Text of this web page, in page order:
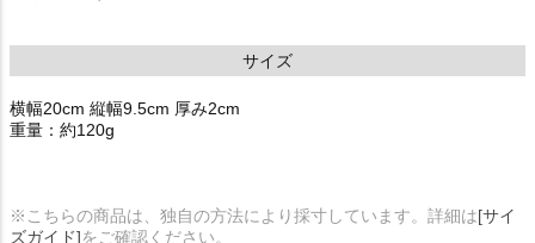
サイズ
横幅20cm 縦幅9.5cm 厚み2cm
重量：約120g
※こちらの商品は、独自の方法により採寸しています。詳細は[サイ
ズガイド]をご確認ください。